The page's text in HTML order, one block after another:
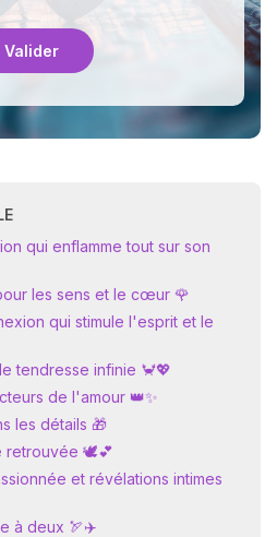
Valider
qui enflamme tout sur son
les sens et le cœur 🌹
qui stimule l'esprit et le
tendresse infinie 🦀💖
de l'amour 👑✨
les détails 🎁
retrouvée 🕊️💕
et révélations intimes
à deux 🏹✈️